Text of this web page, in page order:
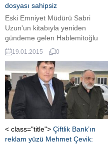
dosyası sahipsiz
Eski Emniyet Müdürü Sabri
Uzun'un kitabıyla yeniden
gündeme gelen Hablemitoğlu
suikasti davasında sıradışı bir
gelişme yaşandı. Dosyaya bakan
Savcı Hakan Yüksel Yargıtay'a
seçilince yerine yeni bir bir savcı
atanmadı. Böylece Hablemitoğlu
dosyası savcısız kaldı. Savcı
Yüksel'in son araştırmaları
cinayetteki f tipi polis bağlantıları
üzerineydi.
19.01.2015 0
< class="title"> Çiftlik Bank’ın
reklam yüzü Mehmet Çevik: